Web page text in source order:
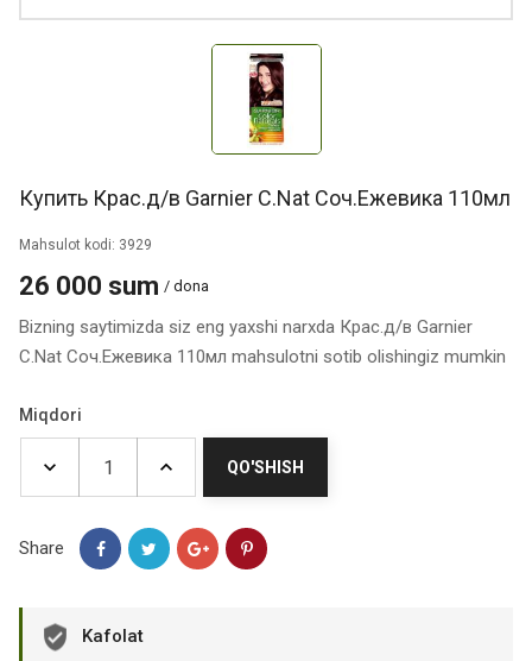
Купить Крас.д/в Garnier C.Nat Соч.Ежевика 110мл
Mahsulot kodi: 3929
26 000 sum / dona
Bizning saytimizda siz eng yaxshi narxda Крас.д/в Garnier
C.Nat Соч.Ежевика 110мл mahsulotni sotib olishingiz mumkin
Miqdori
QO'SHISH
Share
Kafolat